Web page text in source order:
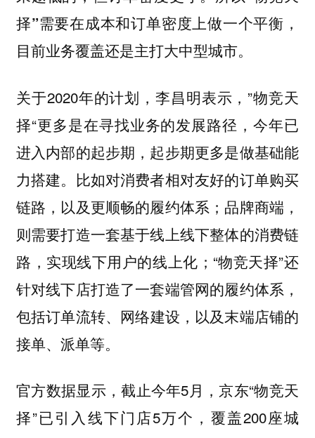
择”需要在成本和订单密度上做一个平衡，
目前业务覆盖还是主打大中型城市。
关于2020年的计划，李昌明表示，”物竞天
择“更多是在寻找业务的发展路径，今年已
进入内部的起步期，起步期更多是做基础能
力搭建。比如对消费者相对友好的订单购买
链路，以及更顺畅的履约体系；品牌商端，
则需要打造一套基于线上线下整体的消费链
路，实现线下用户的线上化；“物竞天择”还
针对线下店打造了一套端管网的履约体系，
包括订单流转、 网络建设，以及末端店铺的
接单、派单等。
官方数据显示，截止今年5月，京东“物竞天
择”已引入线下门店5万个，覆盖200座城